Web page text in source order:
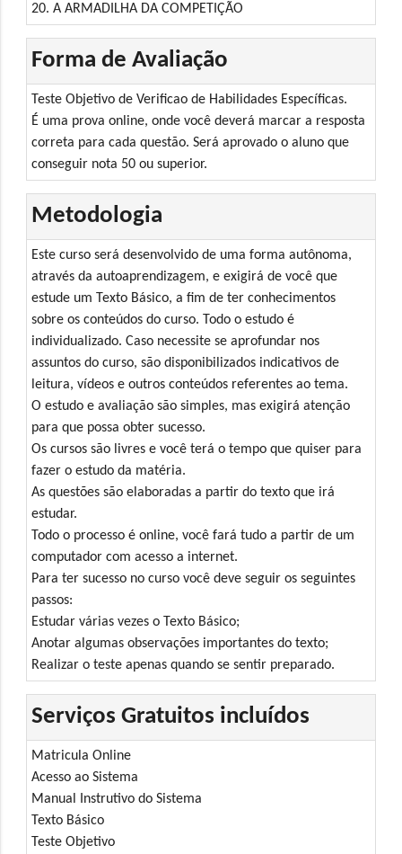
20. A ARMADILHA DA COMPETIÇÃO
Forma de Avaliação
Teste Objetivo de Verificao de Habilidades Específicas.
É uma prova online, onde você deverá marcar a resposta
correta para cada questão. Será aprovado o aluno que
conseguir nota 50 ou superior.
Metodologia
Este curso será desenvolvido de uma forma autônoma,
através da autoaprendizagem, e exigirá de você que
estude um Texto Básico, a fim de ter conhecimentos
sobre os conteúdos do curso. Todo o estudo é
individualizado. Caso necessite se aprofundar nos
assuntos do curso, são disponibilizados indicativos de
leitura, vídeos e outros conteúdos referentes ao tema.
O estudo e avaliação são simples, mas exigirá atenção
para que possa obter sucesso.
Os cursos são livres e você terá o tempo que quiser para
fazer o estudo da matéria.
As questões são elaboradas a partir do texto que irá
estudar.
Todo o processo é online, você fará tudo a partir de um
computador com acesso a internet.
Para ter sucesso no curso você deve seguir os seguintes
passos:
Estudar várias vezes o Texto Básico;
Anotar algumas observações importantes do texto;
Realizar o teste apenas quando se sentir preparado.
Serviços Gratuitos incluídos
Matricula Online
Acesso ao Sistema
Manual Instrutivo do Sistema
Texto Básico
Teste Objetivo